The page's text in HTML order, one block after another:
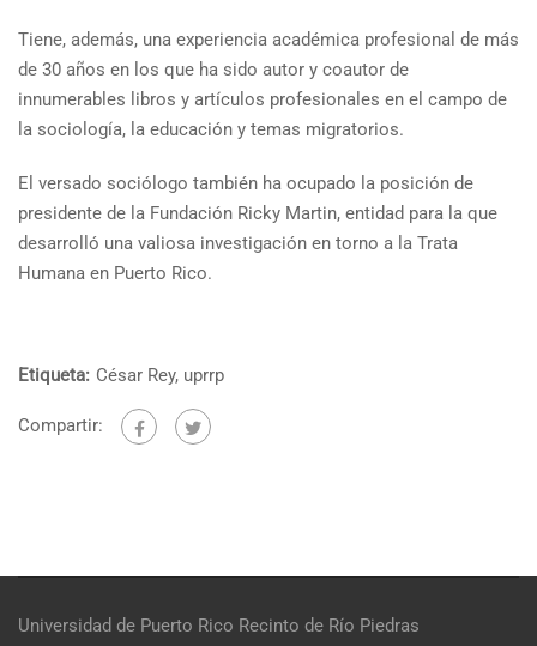
Tiene, además, una experiencia académica profesional de más
de 30 años en los que ha sido autor y coautor de
innumerables libros y artículos profesionales en el campo de
la sociología, la educación y temas migratorios.
El versado sociólogo también ha ocupado la posición de
presidente de la Fundación Ricky Martin, entidad para la que
desarrolló una valiosa investigación en torno a la Trata
Humana en Puerto Rico.
Etiqueta: César Rey, uprrp
Compartir:
Universidad de Puerto Rico Recinto de Río Piedras